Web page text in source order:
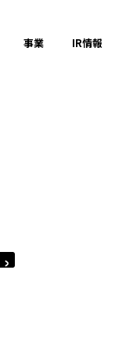
事業 IR情報